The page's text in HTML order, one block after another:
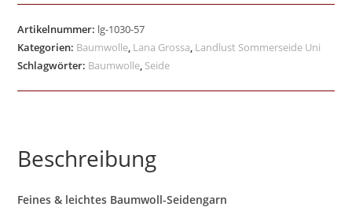
Artikelnummer: lg-1030-57
Kategorien: Baumwolle, Lana Grossa, Landlust Sommerseide Uni
Schlagwörter: Baumwolle, Seide
Beschreibung
Feines & leichtes Baumwoll-Seidengarn